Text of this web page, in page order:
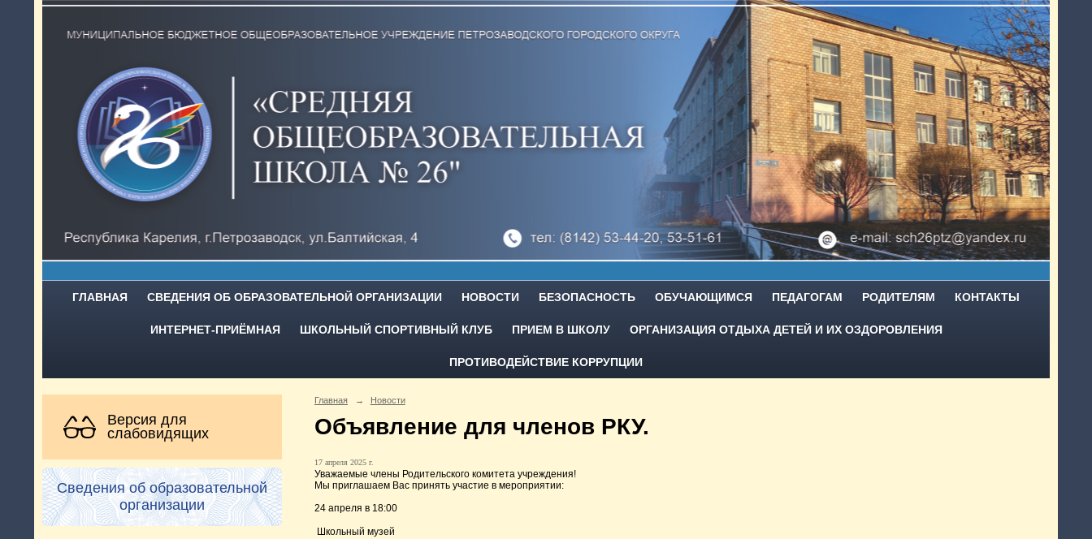
ГЛАВНАЯ СВЕДЕНИЯ ОБ ОБРАЗОВАТЕЛЬНОЙ ОРГАНИЗАЦИИ НОВОСТИ БЕЗОПАСНОСТЬ ОБУЧАЮЩИМСЯ ПЕДАГОГАМ РОДИТЕЛЯМ КОНТАКТЫ
ИНТЕРНЕТ-ПРИЁМНАЯ ШКОЛЬНЫЙ СПОРТИВНЫЙ КЛУБ ПРИЕМ В ШКОЛУ ОРГАНИЗАЦИЯ ОТДЫХА ДЕТЕЙ И ИХ ОЗДОРОВЛЕНИЯ
ПРОТИВОДЕЙСТВИЕ КОРРУПЦИИ
Версия для
слабовидящих
Сведения об образовательной
организации
Главная → Новости
Объявление для членов РКУ.
17 апреля 2025 г.
Уважаемые члены Родительского комитета учреждения!
Мы приглашаем Вас принять участие в мероприятии:
24 апреля в 18:00
Школьный музей